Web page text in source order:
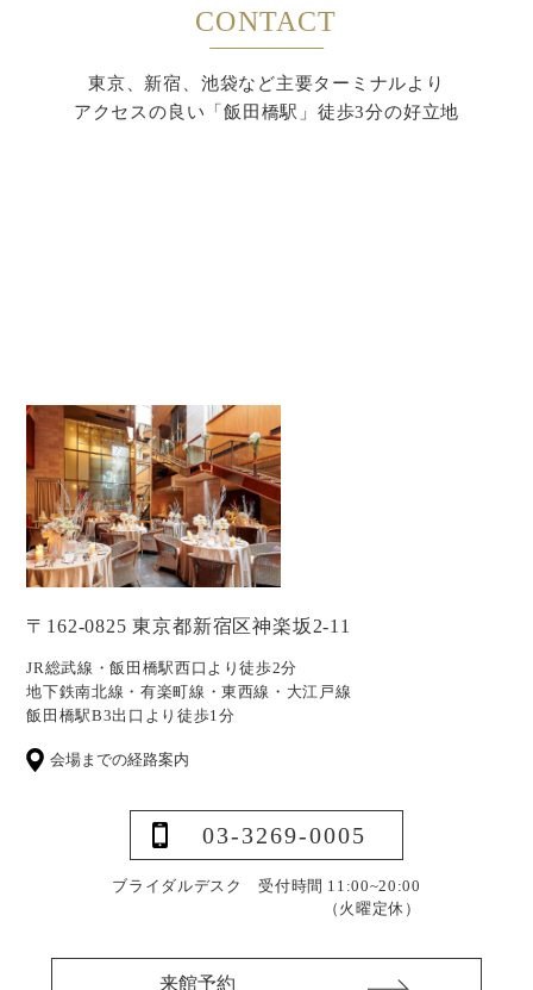
CONTACT
東京、新宿、池袋など主要ターミナルより
アクセスの良い「飯田橋駅」徒歩3分の好立地
〒162-0825 東京都新宿区神楽坂2-11
JR総武線・飯田橋駅西口より徒歩2分
地下鉄南北線・有楽町線・東西線・大江戸線
飯田橋駅B3出口より徒歩1分
会場までの経路案内
03-3269-0005
ブライダルデスク 受付時間 11:00~20:00
（火曜定休）
来館予約